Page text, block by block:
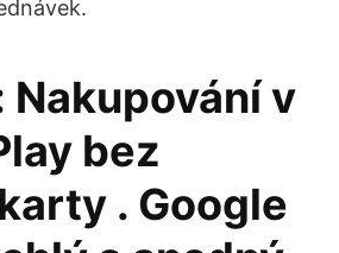
v
bez
. Google